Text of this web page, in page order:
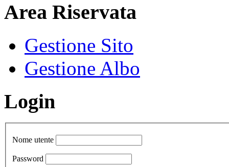
Area Riservata
Gestione Sito
Gestione Albo
Login
Nome utente
Password